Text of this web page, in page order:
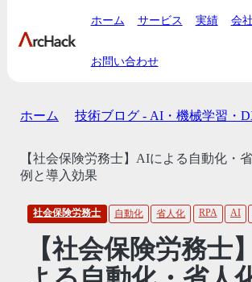
ホーム サービス 実績 会
お問い合わせ
ホーム 技術ブログ - AI・機械学習・
【社会保険労務士】AIによる自動化・
例と導入効果
社会保険労務士 自動化 省人化 RPA AI
【社会保険労務士